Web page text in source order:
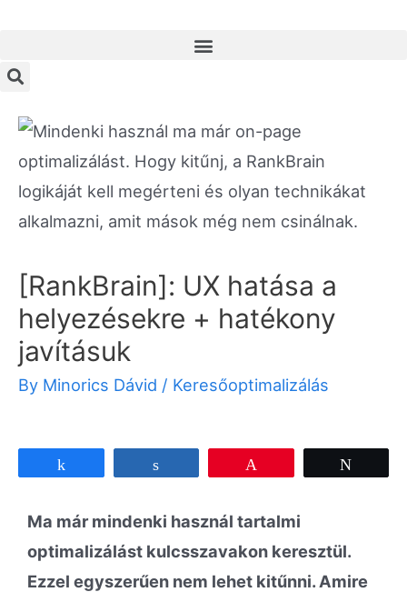
[RankBrain]: UX hatása a
helyezésekre + hatékony
javításuk
By Minorics Dávid / Keresőoptimalizálás
Ma már mindenki használ tartalmi
optimalizálást kulcsszavakon keresztül.
Ezzel egyszerűen nem lehet kitűnni. Amire